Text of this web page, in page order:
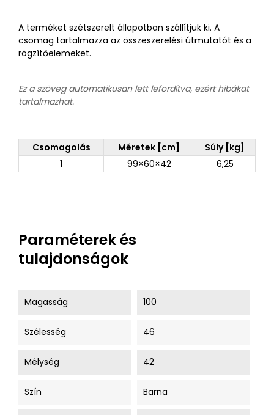
A terméket szétszerelt állapotban szállítjuk ki. A
csomag tartalmazza az összeszerelési útmutatót és a
rögzítőelemeket.
Ez a szöveg automatikusan lett lefordítva, ezért hibákat
tartalmazhat.
Csomagolás Méretek [cm]
Súly [kg]
1
99×60×42 6,25
Paraméterek és
tulajdonságok
Magasság 100
Szélesség 46
Mélység 42
Szín Barna